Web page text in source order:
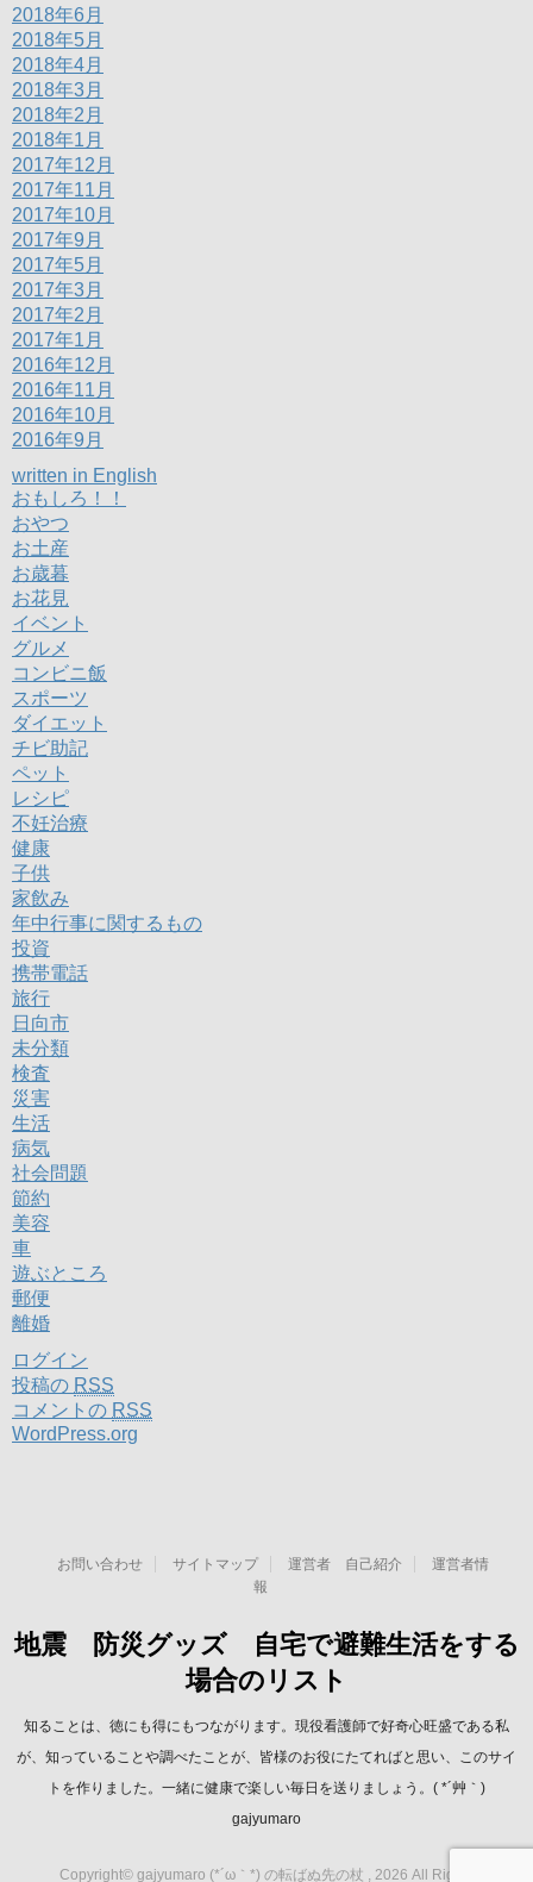
2018年6月
2018年5月
2018年4月
2018年3月
2018年2月
2018年1月
2017年12月
2017年11月
2017年10月
2017年9月
2017年5月
2017年3月
2017年2月
2017年1月
2016年12月
2016年11月
2016年10月
2016年9月
written in English
おもしろ！！
おやつ
お土産
お歳暮
お花見
イベント
グルメ
コンビニ飯
スポーツ
ダイエット
チビ助記
ペット
レシピ
不妊治療
健康
子供
家飲み
年中行事に関するもの
投資
携帯電話
旅行
日向市
未分類
検査
災害
生活
病気
社会問題
節約
美容
車
遊ぶところ
郵便
離婚
ログイン
投稿の RSS
コメントの RSS
WordPress.org
お問い合わせ サイトマップ 運営者 自己紹介
運営者情
報
地震 防災グッズ 自宅で避難生活をする
場合のリスト
知ることは、徳にも得にもつながります。現役看護師で好奇心旺盛である私
が、知っていることや調べたことが、皆様のお役にたてればと思い、このサイ
トを作りました。一緒に健康で楽しい毎日を送りましょう。( *´艸｀)
gajyumaro
Copyright© gajyumaro (*´ω｀*) の転ばぬ先の杖 , 2026 All Rights